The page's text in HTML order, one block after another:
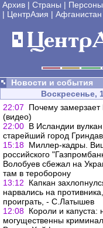
Архив | Страны | Персоны
| ЦентрАзия | Афганистан
Новости и события
Воскресенье,
22:07
Почему
(видео)
22:00 В Исландии
старейший город
15:18 Миллер-кадры.
российского
Волобуев сбежал на
там в тероборону
13:12
Капкан
нарвались на
проиграть, - С.Латышев
12:08 Короли и капуста:
могущественны